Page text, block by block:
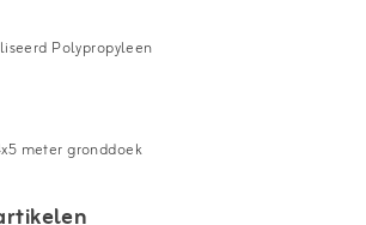
Polypropyleen
meter gronddoek